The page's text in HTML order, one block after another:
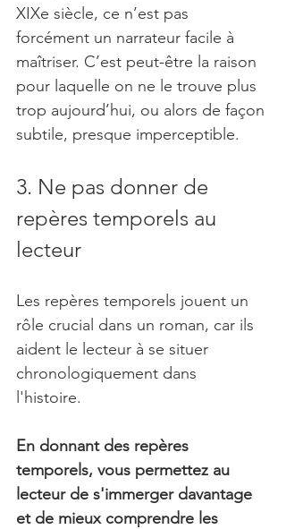
XIXe siècle, ce n’est pas
forcément un narrateur facile à
maîtriser. C’est peut-être la raison
pour laquelle on ne le trouve plus
trop aujourd’hui, ou alors de façon
subtile, presque imperceptible.
3. Ne pas donner de
repères temporels au
lecteur
Les repères temporels jouent un
rôle crucial dans un roman, car ils
aident le lecteur à se situer
chronologiquement dans
l'histoire.
En donnant des repères
temporels, vous permettez au
lecteur de s'immerger davantage
et de mieux comprendre les